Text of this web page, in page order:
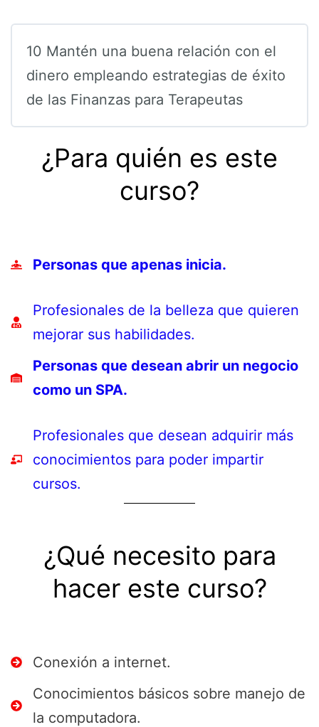
10 Mantén una buena relación con el
dinero empleando estrategias de éxito
de las Finanzas para Terapeutas
¿Para quién es este
curso?
Personas que apenas inicia.
Profesionales de la belleza que quieren
mejorar sus habilidades.
Personas que desean abrir un negocio
como un SPA.
Profesionales que desean adquirir más
conocimientos para poder impartir
cursos.
¿Qué necesito para
hacer este curso?
Conexión a internet.
Conocimientos básicos sobre manejo de
la computadora.